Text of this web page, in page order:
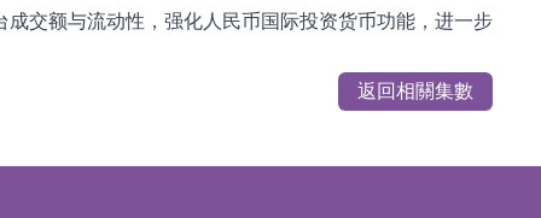
交额与流动性，强化人民币国际投资货币功能，进一步
返回相關集數